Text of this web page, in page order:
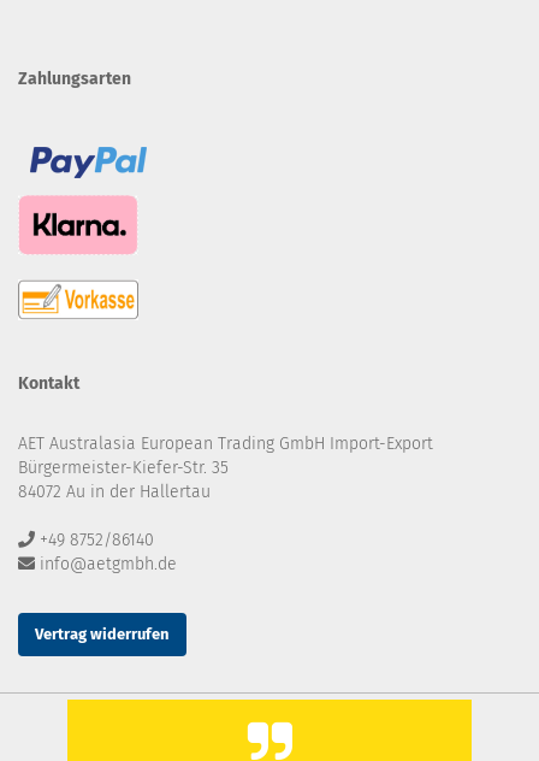
Zahlungsarten
Kontakt
AET Australasia European Trading GmbH Import-Export
Bürgermeister-Kiefer-Str. 35
84072 Au in der Hallertau
+49 8752/86140
info@aetgmbh.de
Vertrag widerrufen